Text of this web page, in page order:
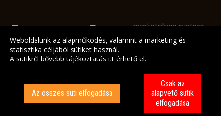
marketplace partner
Weboldalunk az alapműködés, valamint a marketing és
statisztika céljából sütiket használ.
A sütikről bővebb tájékoztatás itt érhető el.
Az összes süti elfogadása
Csak az
alapvető sütik
elfogadása